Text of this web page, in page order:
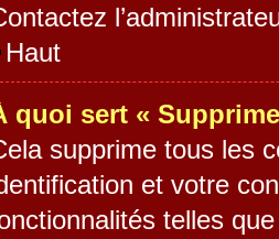
Haut
quoi sert «
supprime tous les
et votre
telles